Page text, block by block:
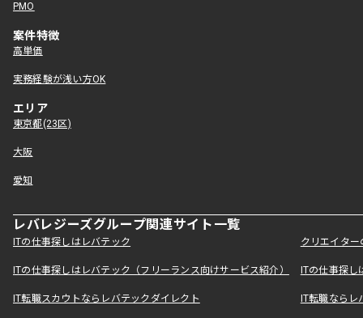
PMO
案件特徴
高単価
実務経験が浅い方OK
エリア
東京都(23区)
大阪
愛知
レバレジーズグループ関連サイト一覧
ITの仕事探しはレバテック クリエイタ
ITの仕事探しはレバテック（フリーランス向けサービス紹介） ITの仕事探
IT転職スカウトならレバテックダイレクト IT転職なら